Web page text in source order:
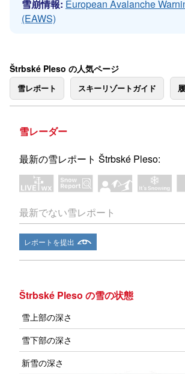
雪崩情報: European Avalanche
(EAWS)
Štrbské Pleso の人気ページ
雪レポート スキーリゾートガイド
雪レーダー
最新の雪レポート Štrbské Pleso:
最新でない雪レポート
レポートを提出
Štrbské Pleso の雪の状態
雪上部の深さ
雪下部の深さ
新雪の深さ